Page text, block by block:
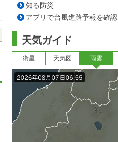
知る防災
アプリで台風進路予報を確認
天気ガイド
衛星 天気図 雨雲